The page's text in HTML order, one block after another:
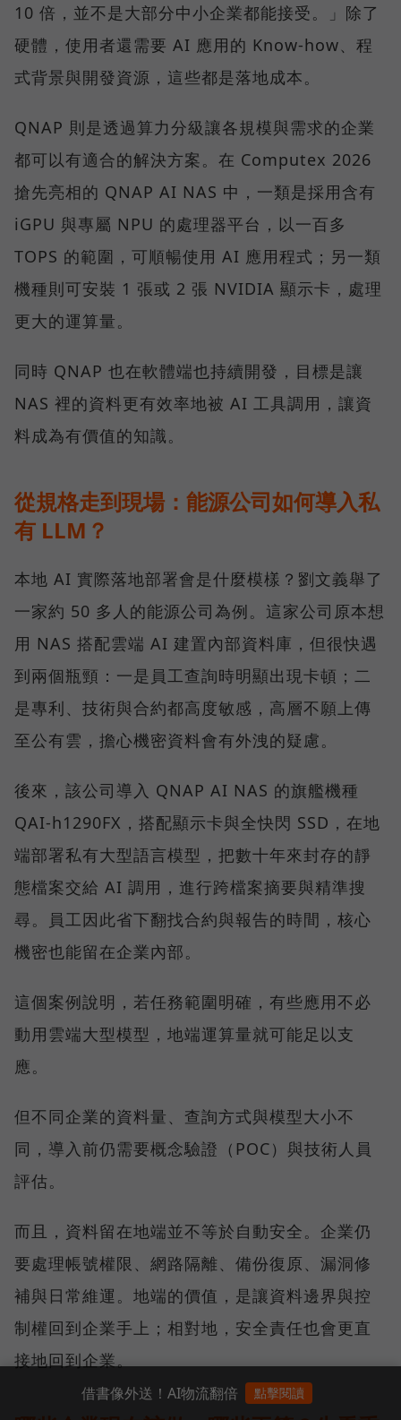
10 倍，並不是大部分中小企業都能接受。」除了
硬體，使用者還需要 AI 應用的 Know-how、程
式背景與開發資源，這些都是落地成本。
QNAP 則是透過算力分級讓各規模與需求的企業
都可以有適合的解決方案。在 Computex 2026
搶先亮相的 QNAP AI NAS 中，一類是採用含有
iGPU 與專屬 NPU 的處理器平台，以一百多
TOPS 的範圍，可順暢使用 AI 應用程式；另一類
機種則可安裝 1 張或 2 張 NVIDIA 顯示卡，處理
更大的運算量。
同時 QNAP 也在軟體端也持續開發，目標是讓
NAS 裡的資料更有效率地被 AI 工具調用，讓資
料成為有價值的知識。
從規格走到現場：能源公司如何導入私
有 LLM？
本地 AI 實際落地部署會是什麼模樣？劉文義舉了
一家約 50 多人的能源公司為例。這家公司原本想
用 NAS 搭配雲端 AI 建置內部資料庫，但很快遇
到兩個瓶頸：一是員工查詢時明顯出現卡頓；二
是專利、技術與合約都高度敏感，高層不願上傳
至公有雲，擔心機密資料會有外洩的疑慮。
後來，該公司導入 QNAP AI NAS 的旗艦機種
QAI-h1290FX，搭配顯示卡與全快閃 SSD，在地
端部署私有大型語言模型，把數十年來封存的靜
態檔案交給 AI 調用，進行跨檔案摘要與精準搜
尋。員工因此省下翻找合約與報告的時間，核心
機密也能留在企業內部。
這個案例說明，若任務範圍明確，有些應用不必
動用雲端大型模型，地端運算量就可能足以支
應。
但不同企業的資料量、查詢方式與模型大小不
同，導入前仍需要概念驗證（POC）與技術人員
評估。
而且，資料留在地端並不等於自動安全。企業仍
要處理帳號權限、網路隔離、備份復原、漏洞修
補與日常維運。地端的價值，是讓資料邊界與控
制權回到企業手上；相對地，安全責任也會更直
接地回到企業。
借書像外送！AI物流翻倍 點擊閱讀